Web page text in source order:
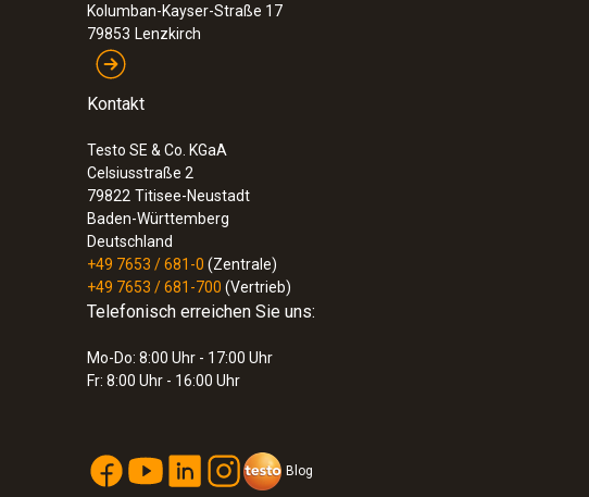
Kolumban-Kayser-Straße 17
79853 Lenzkirch
Kontakt
Testo SE & Co. KGaA
Celsiusstraße 2
79822 Titisee-Neustadt
Baden-Württemberg
Deutschland
+49 7653 / 681-0 (Zentrale)
+49 7653 / 681-700 (Vertrieb)
Telefonisch erreichen Sie uns:
Mo-Do: 8:00 Uhr - 17:00 Uhr
Fr: 8:00 Uhr - 16:00 Uhr
Blog